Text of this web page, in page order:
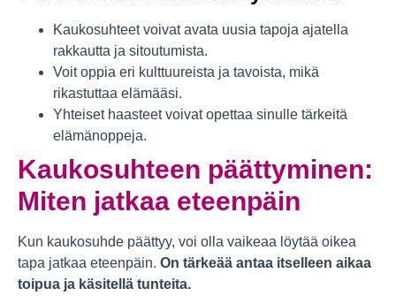
Kaukosuhteet voivat avata uusia tapoja ajatella
rakkautta ja sitoutumista.
Voit oppia eri kulttuureista ja tavoista, mikä
rikastuttaa elämääsi.
Yhteiset haasteet voivat opettaa sinulle tärkeitä
elämänoppeja.
Kaukosuhteen päättyminen:
Miten jatkaa eteenpäin
Kun kaukosuhde päättyy, voi olla vaikeaa löytää oikea
tapa jatkaa eteenpäin. On tärkeää antaa itselleen aikaa
toipua ja käsitellä tunteita.